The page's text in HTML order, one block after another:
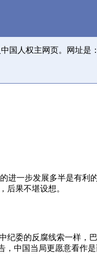
国人权主网页。网址是：
进一步发展多半是有
后果不堪设想。
纪委的反腐线索一样
中国当局更愿意看作是